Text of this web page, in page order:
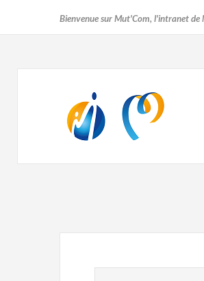
Bienvenue sur Mut'Com, l'intranet de